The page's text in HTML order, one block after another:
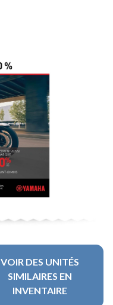
VOIR DES UNITÉS
SIMILAIRES EN
INVENTAIRE